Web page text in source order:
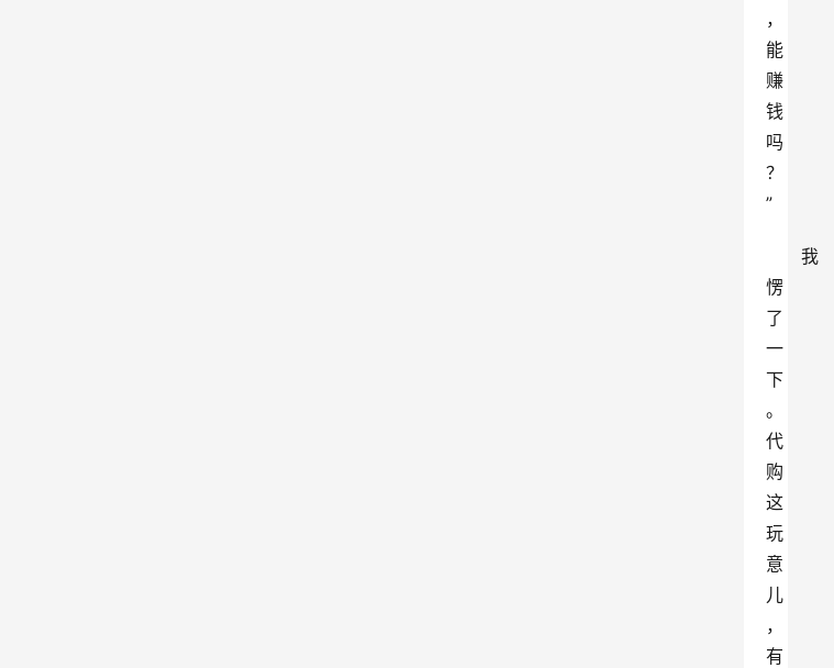
，
能
赚
钱
吗
？
”
我
愣
了
一
下
。
代
购
这
玩
意
儿
，
有